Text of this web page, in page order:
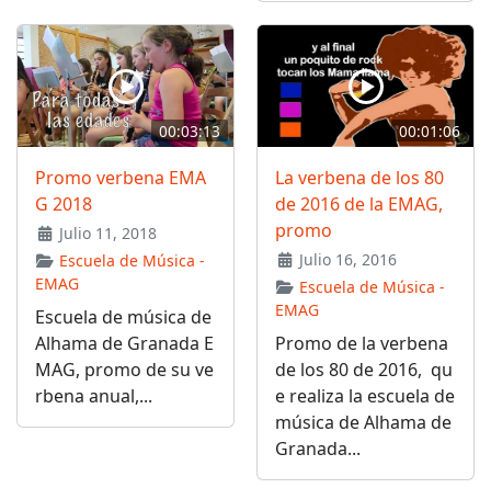
00:03:13
Promo verbena EMA
G 2018
Julio 11, 2018
Escuela de Música -
EMAG
Escuela de música de
Alhama de Granada E
MAG, promo de su ve
rbena anual,...
00:01:06
La verbena de los 80
de 2016 de la EMAG,
promo
Julio 16, 2016
Escuela de Música -
EMAG
Promo de la verbena
de los 80 de 2016, qu
e realiza la escuela de
música de Alhama de
Granada...